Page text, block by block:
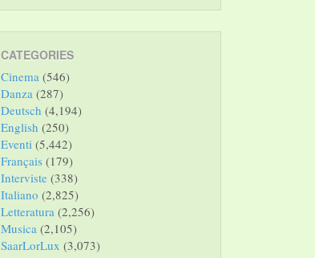
CATEGORIES
Cinema (546)
Danza (287)
Deutsch (4,194)
English (250)
Eventi (5,442)
Français (179)
Interviste (338)
Italiano (2,825)
Letteratura (2,256)
Musica (2,105)
SaarLorLux (3,073)